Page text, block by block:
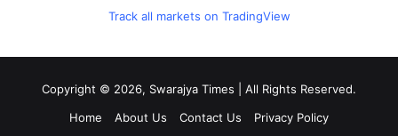
Track all markets on TradingView
Copyright © 2026, Swarajya Times | All Rights Reserved.
Home
About Us Contact Us Privacy Policy